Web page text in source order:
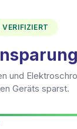
und
Geräts sparst.